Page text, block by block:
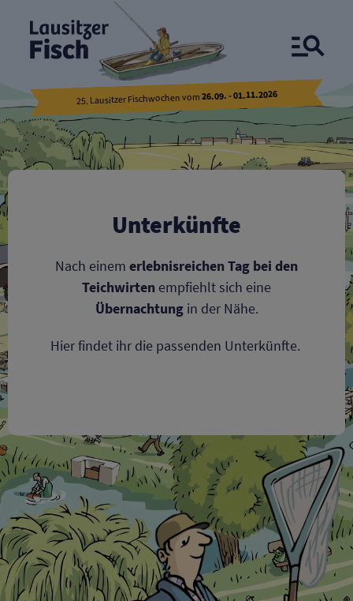
Unterkünfte in der Oberlausitz
25. Lausitzer Fischwochen vom26.09. - 01.11.2026
Unterkünfte
Nach einem erlebnisreichen Tag bei den
Teichwirten empfiehlt sich eine
Übernachtung in der Nähe.
Hier findet ihr die passenden Unterkünfte.